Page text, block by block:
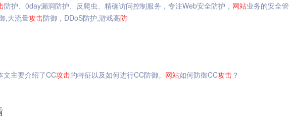
防护、0day漏洞防护、反爬虫、精确访问控制服务，专注Web安全防护， 网站业务的安全管
,大流量攻击防御，DDoS防护,游戏高防
文主要介绍了CC攻击的特征以及如何进行CC防御。 网站如何防御CC攻击 ？